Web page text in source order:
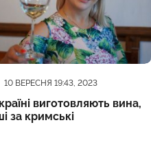
10 ВЕРЕСНЯ 19:43, 2023
виготовляють вина,
за кримські